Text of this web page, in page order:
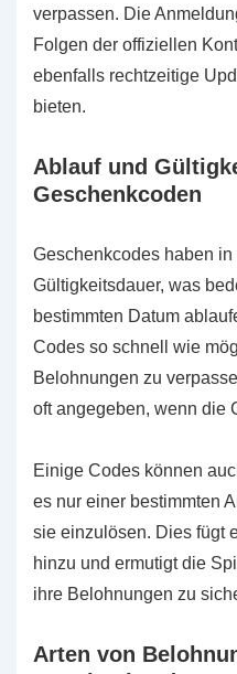
verpassen. Die
Folgen der offiziellen
ebenfalls rechtzeitige
bieten.
Ablauf und
Geschenkcoden
Geschenkcodes haben
Gültigkeitsdauer, was
bestimmten Datum
Codes so schnell wie
Belohnungen zu
oft angegeben, wenn die
Einige Codes können
es nur einer bestimmten
sie einzulösen. Dies fügt
hinzu und ermutigt die
ihre Belohnungen zu
Arten von